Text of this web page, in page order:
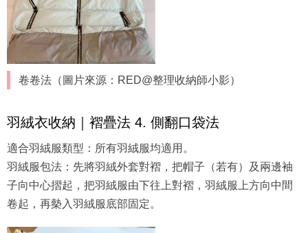
卷卷法（圖片來源：RED@整理收納師小影）
羽絨衣收納｜褶疊法 4. 側翻口袋法
適合羽絨服類型：所有羽絨服均適用。
羽絨服包法：先將羽絨外套對褶，把帽子（若有）及兩邊袖
子向中心摺起，把羽絨服由下往上對褶，羽絨服上方向中間
卷起，再槷入羽絨服底部固定。